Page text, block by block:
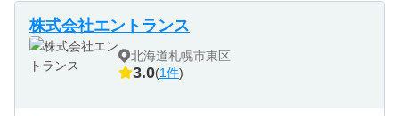
株式会社エントランス
北海道札幌市東区
3.0(1件)